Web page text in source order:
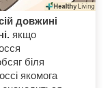
довжині
якщо
біля
якомога